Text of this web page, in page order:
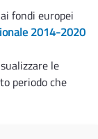
fondi europei
2014-2020
le
periodo che